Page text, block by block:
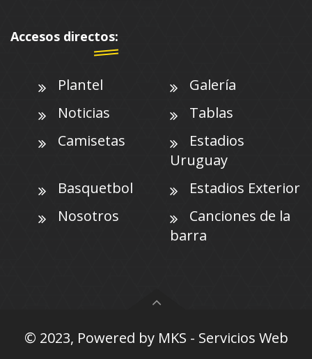
Accesos directos:
Plantel
Galería
Noticias
Tablas
Camisetas
Estadios
Uruguay
Basquetbol
Estadios Exterior
Nosotros
Canciones de la
barra
© 2023, Powered by MKS - Servicios Web